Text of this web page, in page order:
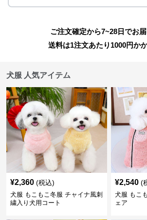
ご注文確定から7~28日でお
送料は1注文あたり 1000円か
犬服 人気アイテム
¥2,360 (税込)
犬服 もこもこ冬服 チャイナ風刺
繍入り犬用コート
¥2,540 (
犬服 もこ
ェア